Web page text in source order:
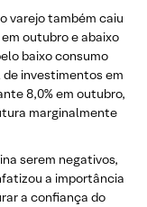
varejo também caiu
outubro e abaixo
baixo consumo
investimentos em
8,0% em outubro,
marginalmente
serem negativos,
a importância
a confiança do